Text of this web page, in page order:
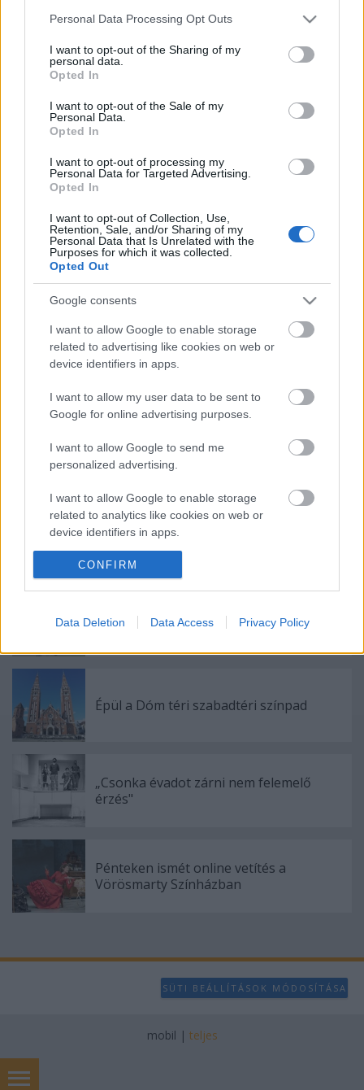
Please note that this website/app uses one or more Google
not limited to your visit or usage behaviour. You may click to
grant or deny consent to Google and its third-party tags to
use your data for below specified purposes in below Google
consent section.
Personal Data Processing Opt Outs
I want to opt-out of the Sharing of my
personal data.
Opted In
I want to opt-out of the Sale of my
Personal Data.
Opted In
I want to opt-out of processing my
Personal Data for Targeted Advertising.
Opted In
I want to opt-out of Collection, Use,
Retention, Sale, and/or Sharing of my
Personal Data that Is Unrelated with the
Purposes for which it was collected.
Opted Out
Google consents
I want to allow Google to enable storage
related to advertising like cookies on web or
device identifiers in apps.
I want to allow my user data to be sent to
Google for online advertising purposes.
I want to allow Google to send me
personalized advertising.
I want to allow Google to enable storage
related to analytics like cookies on web or
device identifiers in apps.
I want to allow Google to enable storage
related to functionality of the website or app.
I want to allow Google to enable storage
related to personalization.
I want to allow Google to enable storage
related to security, including authentication
functionality and fraud prevention, and other
user protection.
CONFIRM
Data Deletion Data Access Privacy Policy
napját egy felnőtteknek szóló darab, a Re: Hamlet
című, egyszemélyes, szöveg nélküli előadás zárja,
melyben Sarkadi Bence marionettművész játszik, és
amelyetSzigeti Balázs
Április 21-én, szombaton délelőtt Fabók Mancsi
Bábszínháza és
A mese fonalát ördögszállta királykisasszonyok,
ördögtől kapott ördögűző képesség, igaz mátkaság
Árgyélus Színház Az élet és a halál vize
című
műsorában - amely a fesztivál záró előadása lesz -
egy palóc népmese szereplői mutatkoznak be,
Écsi Gyöngyijátssza,
pedig a népi
hangszerek széles skáláját szólaltatja meg: a
tekerőlanttól kezdve a furulyákon át a dudáig.
Ajánlott bejegyzések:
Különleges találkozások Zsámbékon
Ősszel érkezik az Infinite Dance Festival
Épül a Dóm téri szabadtéri színpad
„Csonka évadot zárni nem felemelő
érzés"
Pénteken ismét online vetítés a
Vörösmarty Színházban
SÜTI BEÁLLÍTÁSOK MÓDOSÍTÁSA
mobil | teljes